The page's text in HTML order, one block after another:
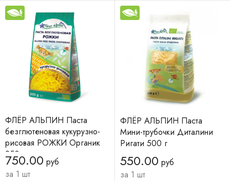
ФЛЁР АЛЬПИН Паста
безглютеновая кукурузно-
рисовая РОЖКИ Органик
250 г
750.00 руб
за 1 шт
ФЛЁР АЛЬПИН Паста
Мини-трубочки Диталини
Ригати 500 г
550.00 руб
за 1 шт